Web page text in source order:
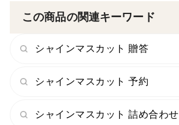
この商品の関連キーワード
シャインマスカット 贈答
シャインマスカット 予約
シャインマスカット 詰め合わせ